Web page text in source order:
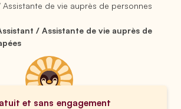
Assistante de vie auprès de personnes
/ Assistante de vie auprès de
et sans engagement